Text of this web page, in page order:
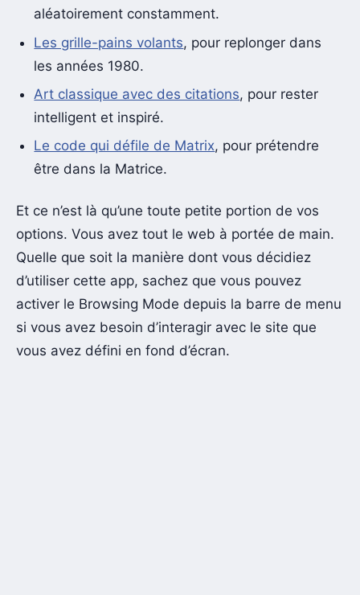
aléatoirement constamment.
Les grille-pains volants, pour replonger dans
les années 1980.
Art classique avec des citations, pour rester
intelligent et inspiré.
Le code qui défile de Matrix, pour prétendre
être dans la Matrice.
Et ce n’est là qu’une toute petite portion de vos
options. Vous avez tout le web à portée de main.
Quelle que soit la manière dont vous décidiez
d’utiliser cette app, sachez que vous pouvez
activer le Browsing Mode depuis la barre de menu
si vous avez besoin d’interagir avec le site que
vous avez défini en fond d’écran.